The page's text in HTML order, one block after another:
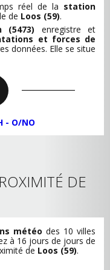
réel de la station
de Loos (59).
(5473) enregistre et
et forces de
données. Elle se situe
- O/NO
DE
météo des 10 villes
à 16 jours de jours de
de Loos (59).